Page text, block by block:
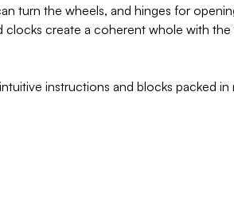
turn the wheels, and hinges for
create a coherent whole with
instructions and blocks packed